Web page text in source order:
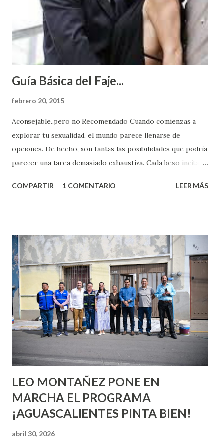
Guía Básica del Faje...
febrero 20, 2015
Aconsejable..pero no Recomendado Cuando comienzas a
explorar tu sexualidad, el mundo parece llenarse de
opciones. De hecho, son tantas las posibilidades que podría
parecer una tarea demasiado exhaustiva. Cada beso incita
partes de ti que jamás hubieras imaginado. El problema es
conoces ni la mitad de lo que deberías saber. Pero incluso
quienes ya han tenido relaciones sexuales no son expertos
o expertas en el tema. Siempre hay algo nuevo que
aprender y nuevas experiencias que conocer. Si eres una
chica y aún no has tenido relaciones sexuales, tal vez
pienses que el sexo será increíble y no puedas esperar para
experimentarlo, pero como cualquier persona con
experiencia te dirá, siempre es mejor cuando ambas partes
son suficientemen...
COMPARTIR 1 COMENTARIO LEER MÁS
LEO MONTAÑEZ PONE EN
MARCHA EL PROGRAMA
¡AGUASCALIENTES PINTA BIEN!
abril 30, 2026